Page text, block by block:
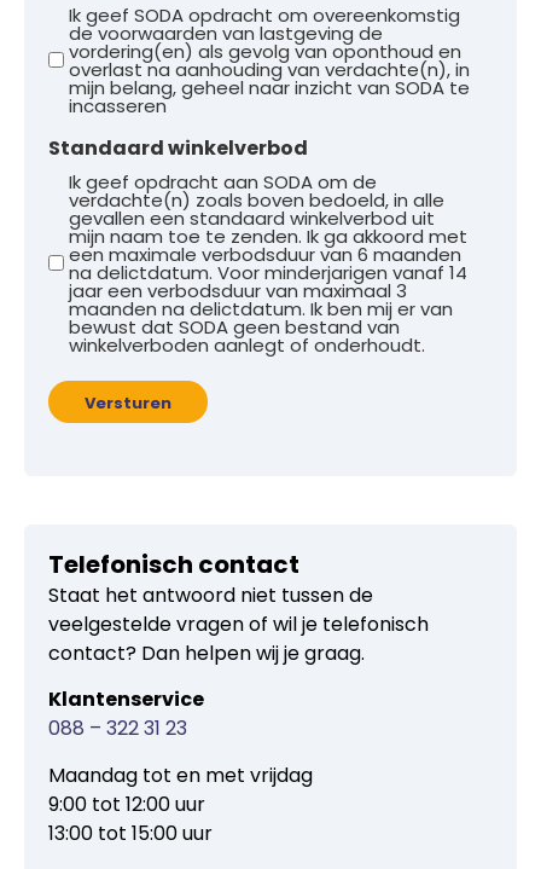
Ik geef SODA opdracht om overeenkomstig
de voorwaarden van lastgeving de
vordering(en) als gevolg van oponthoud en
overlast na aanhouding van verdachte(n), in
mijn belang, geheel naar inzicht van SODA te
incasseren
Standaard winkelverbod
Ik geef opdracht aan SODA om de
verdachte(n) zoals boven bedoeld, in alle
gevallen een standaard winkelverbod uit
mijn naam toe te zenden. Ik ga akkoord met
een maximale verbodsduur van 6 maanden
na delictdatum. Voor minderjarigen vanaf 14
jaar een verbodsduur van maximaal 3
maanden na delictdatum. Ik ben mij er van
bewust dat SODA geen bestand van
winkelverboden aanlegt of onderhoudt.
Versturen
Telefonisch contact
Staat het antwoord niet tussen de
veelgestelde vragen of wil je telefonisch
contact? Dan helpen wij je graag.
Klantenservice
088 – 322 31 23
Maandag tot en met vrijdag
9:00 tot 12:00 uur
13:00 tot 15:00 uur